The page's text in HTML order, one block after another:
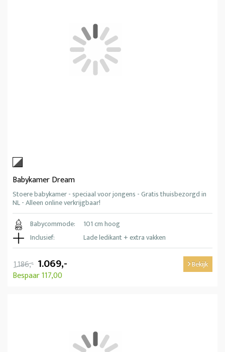
Babykamer Dream
Stoere babykamer - speciaal voor jongens - Gratis thuisbezorgd in
NL - Alleen online verkrijgbaar!
Babycommode:
101 cm hoog
Inclusief:
Lade ledikant + extra vakken
1.186,- 1.069,-
Bespaar 117,00
Bekijk